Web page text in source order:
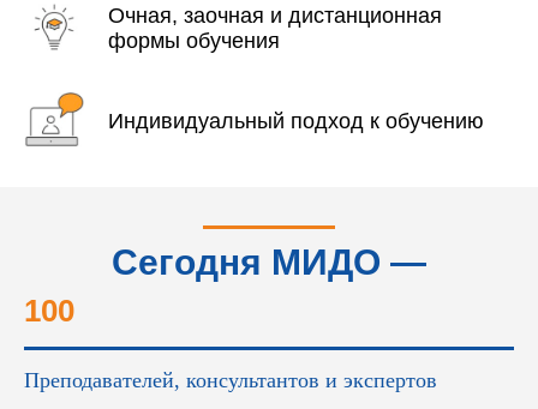
Очная, заочная и дистанционная
формы обучения
Индивидуальный подход к обучению
Сегодня МИДО —
100
Преподавателей, консультантов и экспертов